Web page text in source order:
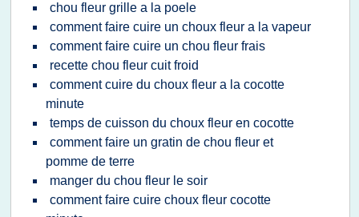
chou fleur grille a la poele
comment faire cuire un choux fleur a la vapeur
comment faire cuire un chou fleur frais
recette chou fleur cuit froid
comment cuire du choux fleur a la cocotte
minute
temps de cuisson du choux fleur en cocotte
comment faire un gratin de chou fleur et
pomme de terre
manger du chou fleur le soir
comment faire cuire choux fleur cocotte